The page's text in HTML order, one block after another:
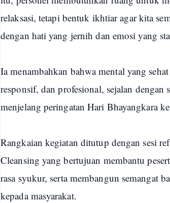
relaksasi, tetapi bentuk ikhtiar agar kita
dengan hati yang jernih dan emosi yang
Ia menambahkan bahwa mental yang
responsif, dan profesional, sejalan
menjelang peringatan Hari Bhayangkara
Rangkaian kegiatan ditutup dengan sesi
Cleansing yang bertujuan membantu
rasa syukur, serta membangun semangat
kepada masyarakat.